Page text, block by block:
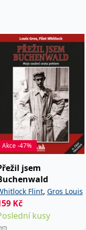
Akce -47%
jsem
Flint, Gros Louis
Kč
kusy